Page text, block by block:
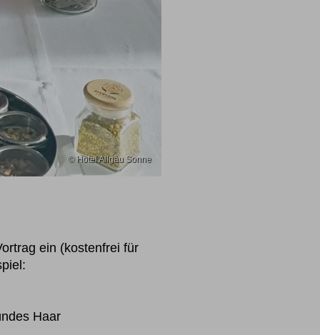
© Hotel Allgäu Sonne
ein (kostenfrei für
Haar